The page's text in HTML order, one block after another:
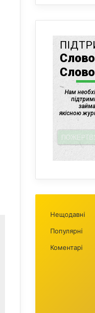
Нещодавні
Популярні
Коментарі